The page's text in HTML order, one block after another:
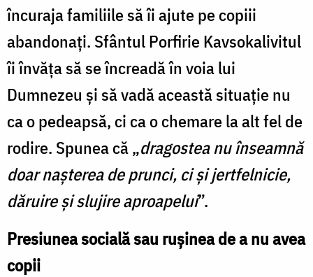
încuraja familiile să îi ajute pe copiii
abandonați. Sfântul Porfirie Kavsokalivitul
îi învăța să se încreadă în voia lui
Dumnezeu și să vadă această situație nu
ca o pedeapsă, ci ca o chemare la alt fel de
rodire. Spunea că „dragostea nu înseamnă
doar nașterea de prunci, ci și jertfelnicie,
dăruire și slujire aproapelui”.
Presiunea socială sau rușinea de a nu avea
copii